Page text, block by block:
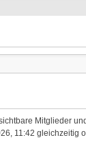
Mitglieder
11:42 gleichzeitig